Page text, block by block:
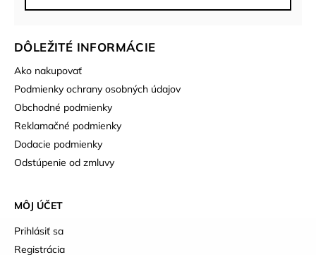
DÔLEŽITÉ INFORMÁCIE
Ako nakupovať
Podmienky ochrany osobných údajov
Obchodné podmienky
Reklamačné podmienky
Dodacie podmienky
Odstúpenie od zmluvy
MÔJ ÚČET
Prihlásiť sa
Registrácia